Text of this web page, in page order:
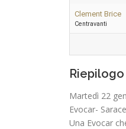
Clement Brice
Centravanti
Riepilogo
Martedì 22
Evocar-
Una Evocar